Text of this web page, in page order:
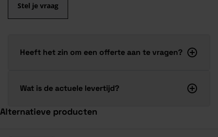
Stel je vraag
Heeft het zin om een offerte aan te vragen?
Wat is de actuele levertijd?
Alternatieve producten